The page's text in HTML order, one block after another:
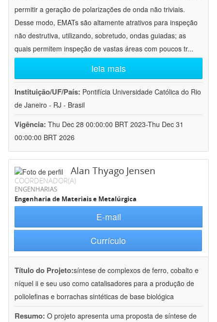
permitir a geração de polarizações de onda não triviais.
Desse modo, EMATs são altamente atrativos para inspeção
não destrutiva, utilizando, sobretudo, ondas guiadas; as
quais permitem inspeção de vastas áreas com poucos tr...
leia mais
Instituição/UF/País: Pontifícia Universidade Católica do Rio
de Janeiro - RJ - Brasil
Vigência: Thu Dec 28 00:00:00 BRT 2023-Thu Dec 31
00:00:00 BRT 2026
Alan Thyago Jensen
COORDENADOR(A)
ENGENHARIAS
Engenharia de Materiais e Metalúrgica
E-mail
Currículo
Título do Projeto:síntese de complexos de ferro, cobalto e
níquel ii e seu uso como catalisadores para a produção de
poliolefinas e borrachas sintéticas de base biológica
Resumo: O projeto apresenta uma proposta de síntese de